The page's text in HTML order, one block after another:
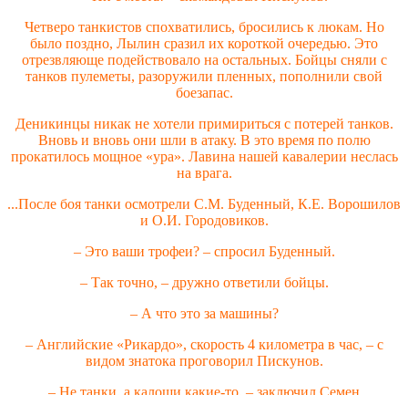
Четверо танкистов спохватились, бросились к люкам. Но
было поздно, Лылин сразил их короткой очередью. Это
отрезвляюще подействовало на остальных. Бойцы сняли с
танков пулеметы, разоружили пленных, пополнили свой
боезапас.
Деникинцы никак не хотели примириться с потерей танков.
Вновь и вновь они шли в атаку. В это время по полю
прокатилось мощное «ура». Лавина нашей кавалерии неслась
на врага.
...После боя танки осмотрели С.М. Буденный, К.Е. Ворошилов
и О.И. Городовиков.
– Это ваши трофеи? – спросил Буденный.
– Так точно, – дружно ответили бойцы.
– А что это за машины?
– Английские «Рикардо», скорость 4 километра в час, – с
видом знатока проговорил Пискунов.